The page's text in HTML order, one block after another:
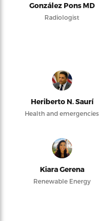
González Pons MD
Radiologist
Heriberto N. Saurí
Health and emergencies
Kiara Gerena
Renewable Energy